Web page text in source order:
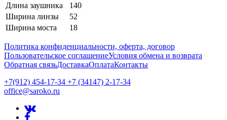
Длина заушника
140
Ширина линзы
52
Ширина моста
18
Политика конфиденциальности, оферта, договор
Пользовательское соглашениеУсловия обмена и возврата
Обратная связьДоставкаОплатаКонтакты
+7(912) 454-17-34 +7 (34147) 2-17-34
office@saroko.ru